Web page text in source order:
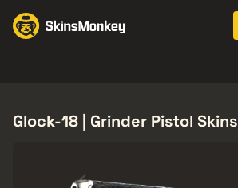
Glock-18 | Grinder Pistol Skins